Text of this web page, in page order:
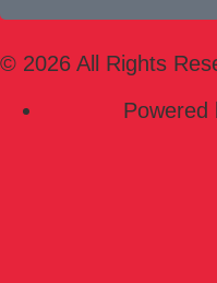
© 2026 All Rights
Powered